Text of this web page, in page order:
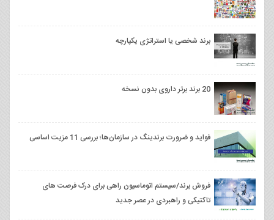
برند شخصی یا استراتژی یکپارچه
20 برند برتر داروی بدون نسخه
فواید و ضرورت برندینگ در سازمان‌ها؛ بررسی 11 مزیت اساسی
فروش برند/سیستم اتوماسیون راهی برای درک فرصت های
تاکتیکی و راهبردی در عصر جدید